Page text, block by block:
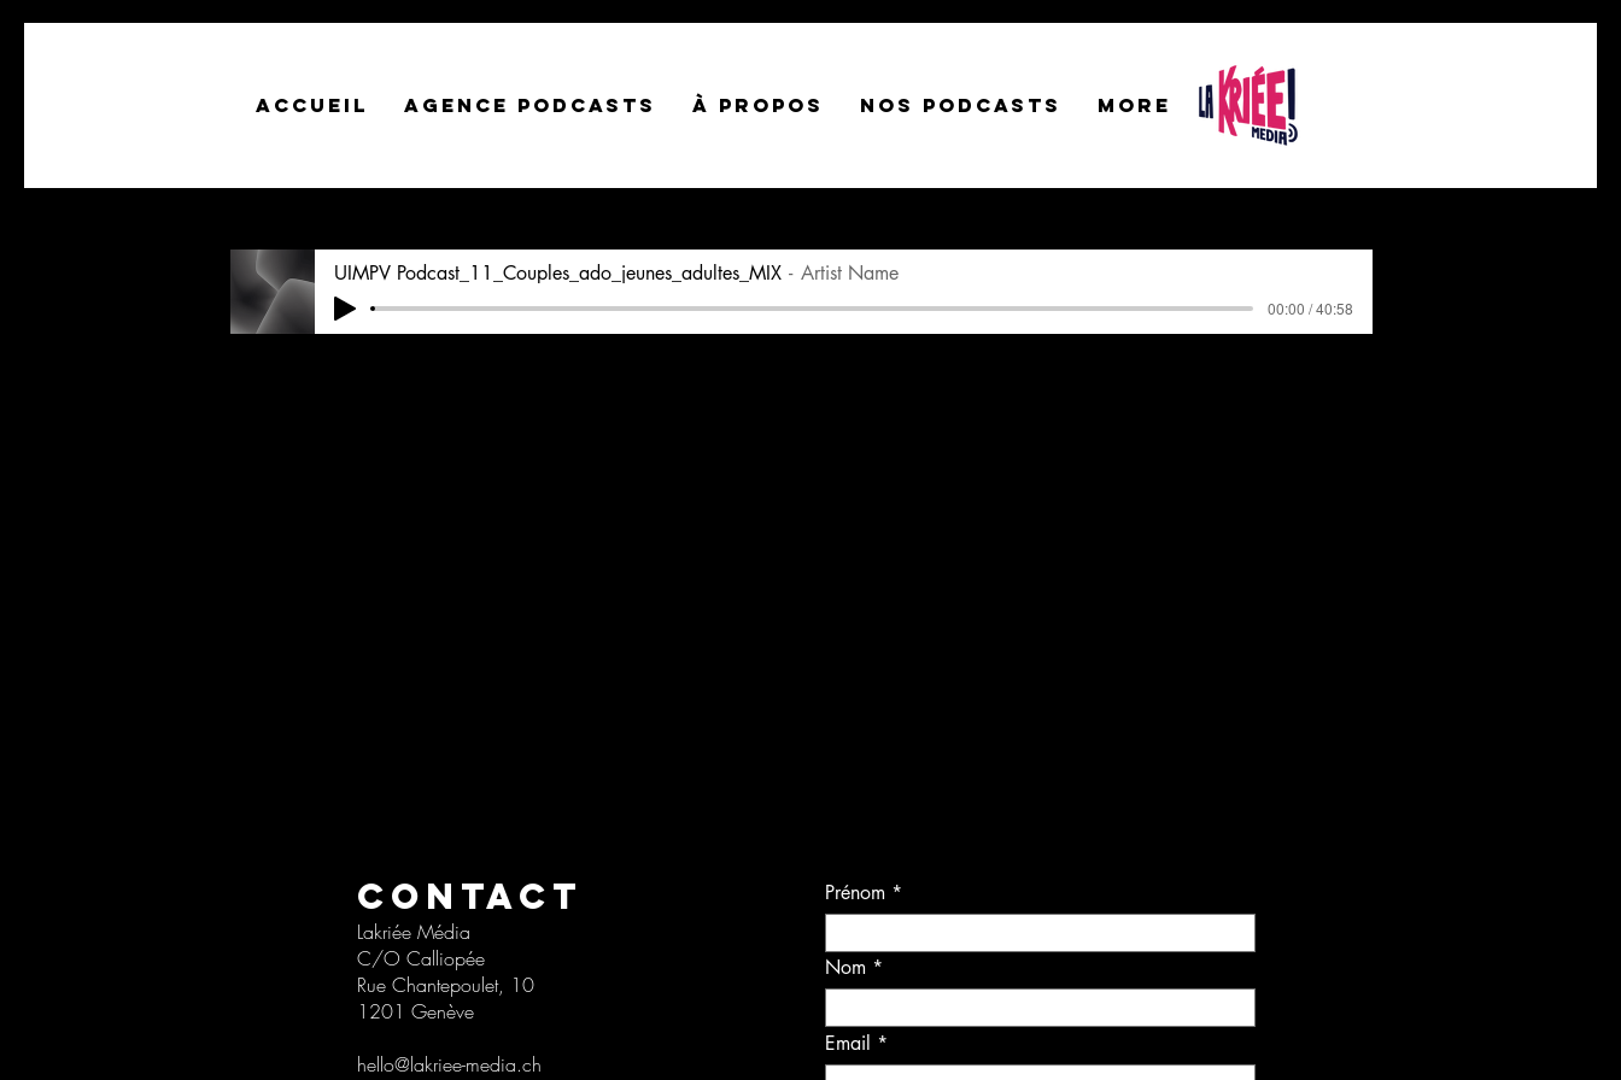
ACCUEIL AGENCE PODCASTS À PROPOS NOS PODCASTS More
UIMPV Podcast_11_Couples_ado_jeunes_adultes_MIX Artist Name
00:00 / 40:58
CONTACT
Lakriée Média
C/O Calliopée
Rue Chantepoulet, 10
1201 Genève
hello@lakriee-media.ch
Prénom
Nom
Email